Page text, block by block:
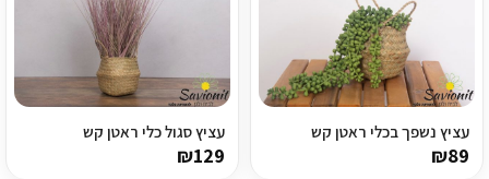
עציץ נשפך בכלי ראטן קש
₪89
עציץ סגול כלי ראטן קש
₪129